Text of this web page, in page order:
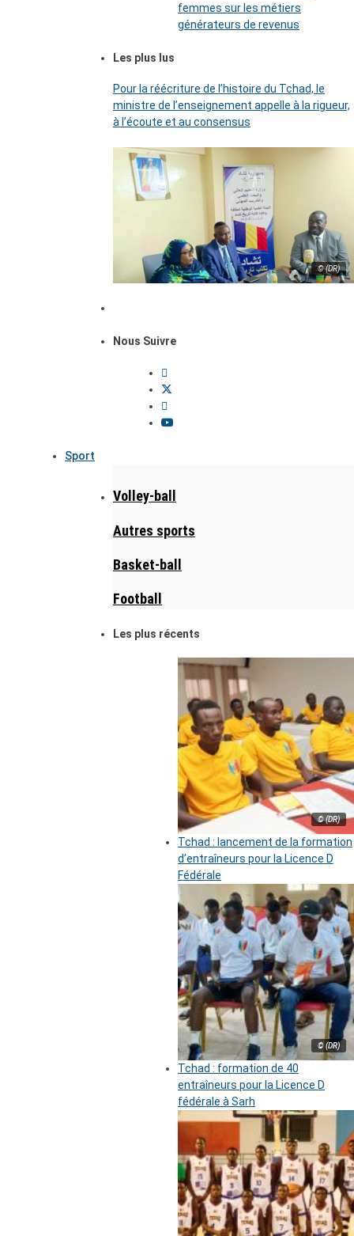
femmes sur les métiers
générateurs de revenus
Les plus lus
Pour la réécriture de l’histoire du Tchad, le
ministre de l’enseignement appelle à la rigueur,
à l’écoute et au consensus
© (DR)
Nous Suivre
Sport
Volley-ball
Autres sports
Basket-ball
Football
Les plus récents
© (DR)
Tchad : lancement de la formation
d’entraîneurs pour la Licence D
Fédérale
© (DR)
Tchad : formation de 40
entraîneurs pour la Licence D
fédérale à Sarh